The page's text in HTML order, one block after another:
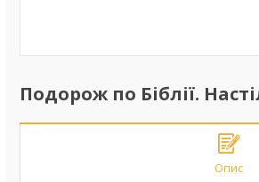
Подорож по Біблії.
Опис